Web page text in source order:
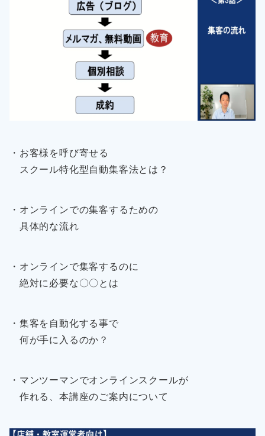
・お客様を呼び寄せる
スクール特化型自動集客法とは？
・オンラインでの集客するための
具体的な流れ
・オンラインで集客するのに
絶対に必要な〇〇とは
・集客を自動化する事で
何が手に入るのか？
・マンツーマンでオンラインスクールが
作れる、本講座のご案内について